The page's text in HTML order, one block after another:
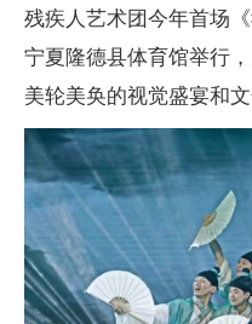
残疾人艺术团今年首场
宁夏隆德县体育馆举行
美轮美奂的视觉盛宴和文